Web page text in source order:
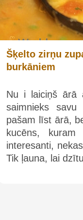
Šķelto zirņu
burkāniem
Nu i laiciņš ārā
saimnieks
pašam līst ārā,
kucēns,
interesanti,
Tik ļauna, lai